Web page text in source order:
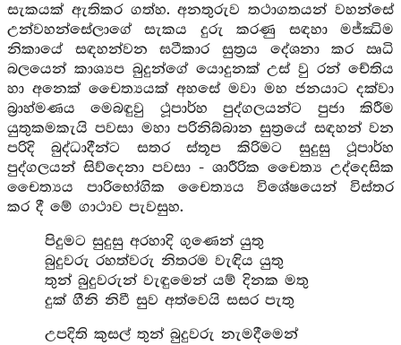
සැකයක් ඇතිකර ගත්හ. අනතුරුව තථාගතයන් වහන්සේ
උන්වහන්සේලාගේ සැකය දුරු කරණු සඳහා මජ්ඣිම
නිකායේ සඳහන්වන ඝටීකාර සුත්‍රය දේශනා කර ඍධි
බලයෙන් කාශ්‍යප බුදුන්ගේ යොදුනක් උස් වු රන් චේතිය
හා අනෙක් චෛත්‍යයක් අහසේ මවා මහ ජනයාට දක්වා
බ්‍රාහ්මණය මෙබඳුවු ථූපාර්හ පුද්ගලයන්ට පුජා කිරීම
යුතුකමකැයි පවසා මහා පරිනිබ්බාන සුත්‍රයේ සඳහන් වන
පරිදි බුද්ධාදීන්ට සතර ස්තූප කිරිමට සුදුසු ථූපාර්හ
පුද්ගලයන් සිව්දෙනා පවසා - ශාරීරික චෛත්‍ය උද්දෙසික
චෛත්‍යය පාරිභෝගික චෛත්‍යය විශේෂයෙන් විස්තර
කර දී මේ ගාථාව පැවසුහ.
පිදුමට සුදුසු අරහාදි ගුණෙන් යුතු
බුදුවරු රහත්වරු නිතරම වැඳිය යුතු
තුන් බුදුවරුන් වැඳුමෙන් යම් දිනක මතු
දුක් ගීනි නිවී සුව අත්වෙයි සසර පැතු
උපදිති කුසල් තුන් බුදුවරු නැමදීමෙන්